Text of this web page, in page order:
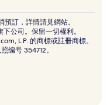
訂，詳情請見網站。
公司。保留一切權利。
L.P. 的商標或註冊商標。
编号 354712。